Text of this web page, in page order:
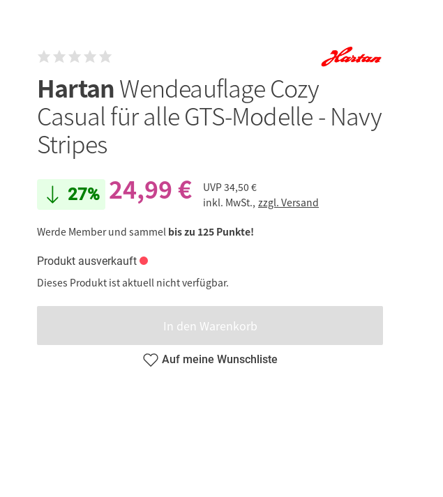
HartanWendeauflage Cozy
Casual für alle GTS-Modelle - Navy
Stripes
27% 24,99 € UVP34,50 €
inkl. MwSt., zzgl. Versand
Werde Member und sammel bis zu 125 Punkte!
Produkt ausverkauft
Dieses Produkt ist aktuell nicht verfügbar.
In den Warenkorb
Auf meine Wunschliste